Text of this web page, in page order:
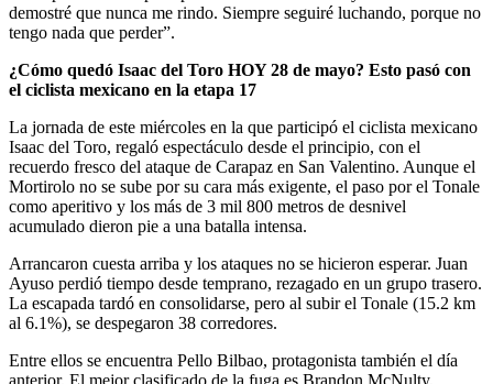
demostré que nunca me rindo. Siempre seguiré luchando, porque no
tengo nada que perder”.
¿Cómo quedó Isaac del Toro HOY 28 de mayo? Esto pasó con
el ciclista mexicano en la etapa 17
La jornada de este miércoles en la que participó el ciclista mexicano
Isaac del Toro, regaló espectáculo desde el principio, con el
recuerdo fresco del ataque de Carapaz en San Valentino. Aunque el
Mortirolo no se sube por su cara más exigente, el paso por el Tonale
como aperitivo y los más de 3 mil 800 metros de desnivel
acumulado dieron pie a una batalla intensa.
Arrancaron cuesta arriba y los ataques no se hicieron esperar. Juan
Ayuso perdió tiempo desde temprano, rezagado en un grupo trasero.
La escapada tardó en consolidarse, pero al subir el Tonale (15.2 km
al 6.1%), se despegaron 38 corredores.
Entre ellos se encuentra Pello Bilbao, protagonista también el día